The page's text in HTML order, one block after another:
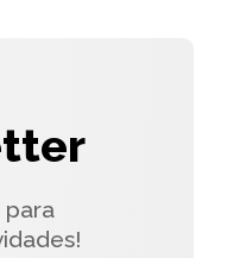
para